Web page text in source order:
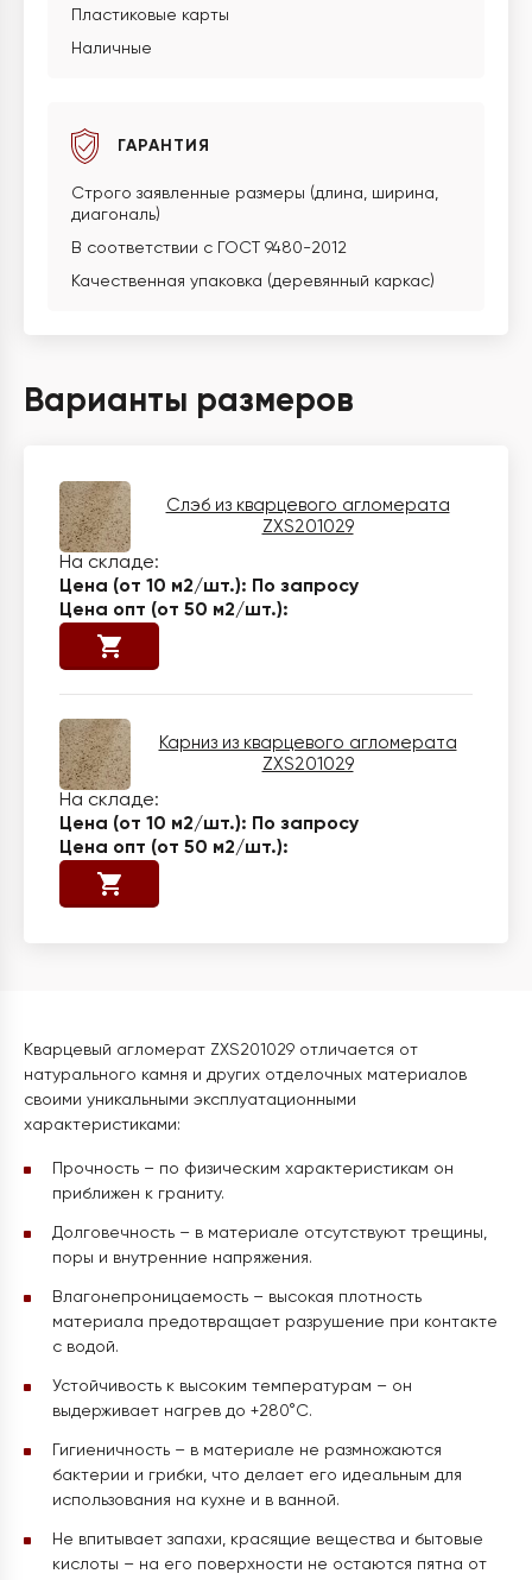
Пластиковые карты
Наличные
ГАРАНТИЯ
Строго заявленные размеры (длина, ширина,
диагональ)
В соответствии с ГОСТ 9480-2012
Качественная упаковка (деревянный каркас)
Варианты размеров
Слэб из кварцевого агломерата
ZXS201029
По запросу
Карниз из кварцевого агломерата
ZXS201029
По запросу
Кварцевый агломерат ZXS201029 отличается от
натурального камня и других отделочных материалов
своими уникальными эксплуатационными
характеристиками:
Прочность – по физическим характеристикам он
приближен к граниту.
Долговечность – в материале отсутствуют трещины,
поры и внутренние напряжения.
Влагонепроницаемость – высокая плотность
материала предотвращает разрушение при контакте
с водой.
Устойчивость к высоким температурам – он
выдерживает нагрев до +280°C.
Гигиеничность – в материале не размножаются
бактерии и грибки, что делает его идеальным для
использования на кухне и в ванной.
Не впитывает запахи, красящие вещества и бытовые
кислоты – на его поверхности не остаются пятна от